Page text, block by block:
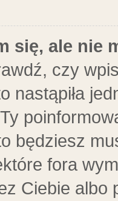
się, ale nie
czy
nastąpiła
będziesz
fora
Ciebie albo